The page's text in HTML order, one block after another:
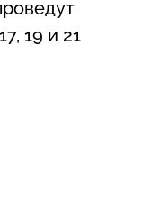
19 и 21